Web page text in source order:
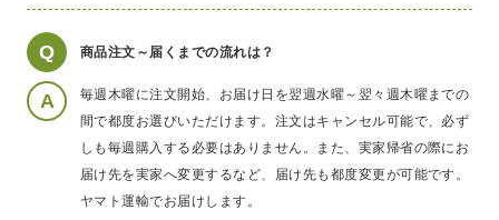
Q 商品注文～届くまでの流れは？
A
毎週木曜に注文開始、お届け日を翌週水曜～翌々週木曜までの
間で都度お選びいただけます。注文はキャンセル可能で、必ず
しも毎週購入する必要はありません。また、実家帰省の際にお
届け先を実家へ変更するなど、届け先も都度変更が可能です。
ヤマト運輸でお届けします。